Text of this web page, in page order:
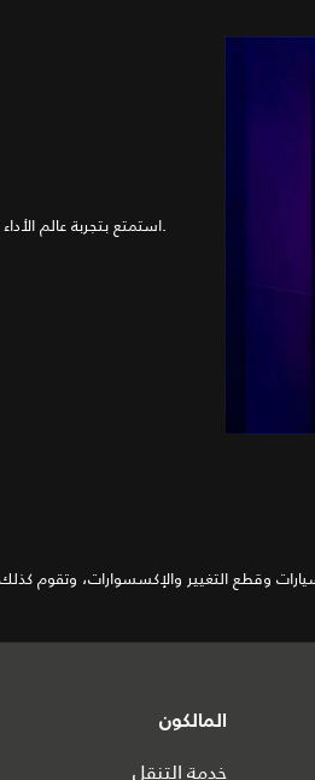
استمتع بتجربة عالم الأداء الكهربائي من جاكوار مع مجموعتنا من السيارات الكهربائية بالكامل والكهربائية الهجينة.
وقطع التغيير والإكسسوارات، وتقوم كذلك
المالكون
خدمة التنقل